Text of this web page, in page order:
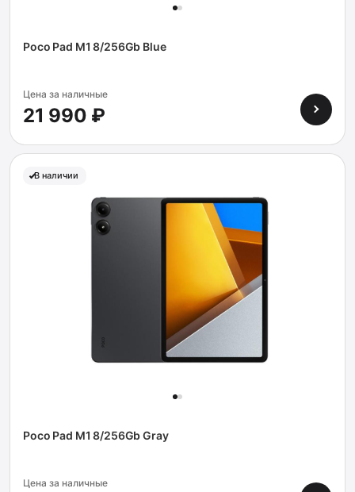
Poco Pad M1 8/256Gb Blue
Цена за наличные
21 990 ₽
В наличии
Poco Pad M1 8/256Gb Gray
Цена за наличные